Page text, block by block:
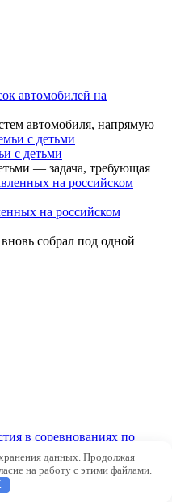
автомобилей на
автомобиля, напрямую
с детьми
— задача, требующая
на российском
собрал под одной
в соревнованиях по
и зрелищных
данных. Продолжая
на работу с этими файлами.